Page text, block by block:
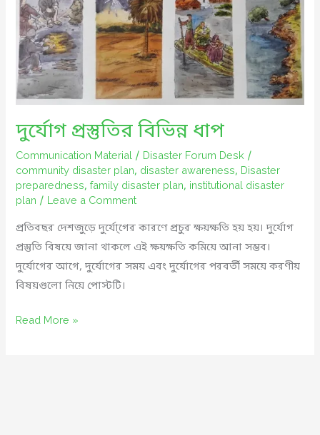
দুর্যোগ প্রস্তুতির বিভিন্ন ধাপ
Communication Material / Disaster Forum Desk /
community disaster plan, disaster awareness, Disaster
preparedness,family disaster plan, institutional disaster
plan / Leave a Comment
প্রতিবছর দেশজুড়ে দুর্যো্গের কারণে প্রচুর ক্ষয়ক্ষতি হয় হয়। দুর্যোগ
প্রস্তুতি বিষয়ে জানা থাকলে এই ক্ষয়ক্ষতি কমিয়ে আনা সম্ভব।
দুর্যোগের আগে, দুর্যোগের সময় এবং দুর্যোগের পরবর্তী সময়ে করণীয়
বিষয়গুলো নিয়ে পোস্টটি।
দুর্যোগ
Read More »